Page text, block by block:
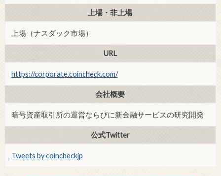
上場・非上場
上場（ナスダック市場）
URL
https://corporate.coincheck.com/
会社概要
暗号資産取引所の運営ならびに新金融サービスの研究開発
公式Twitter
Tweets by coincheckjp